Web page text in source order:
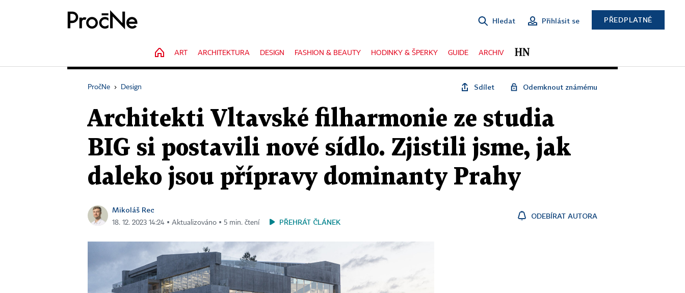
Hledat Přihlásit se PŘEDPLATNÉ
HOME
ART ARCHITEKTURA DESIGN FASHION & BEAUTY HODINKY & ŠPERKY GUIDE ARCHIV
PročNe › Design Sdílet Odemknout známému
Architekti Vltavské filharmonie ze studia
BIG si postavili nové sídlo. Zjistili jsme, jak
daleko jsou přípravy dominanty Prahy
Mikoláš Rec
18. 12. 2023 14:24 ▪ Aktualizováno ▪ 5 min. čtení PŘEHRÁT ČLÁNEK
ODEBÍRAT AUTORA